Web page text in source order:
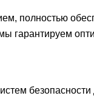
полностью
гарантируем